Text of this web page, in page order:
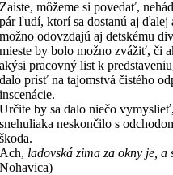
Zaiste, môžeme si povedať,
pár ľudí, ktorí sa dostanú aj ďalej
možno odovzdajú aj detskému
mieste by bolo možno zvážiť, či
akýsi pracovný list k
dalo prísť na tajomstvá čistého
inscenácie.
Určite by sa dalo niečo
snehuliaka neskončilo s
škoda.
Ach, ladovská zima za okny je,
Nohavica)